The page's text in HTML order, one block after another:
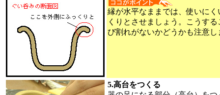
縁が水平なままでは、使いに
くりとさせましょう。こうす
び割れがないかどうかも注意し
5.高台をつくる